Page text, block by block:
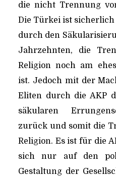
die nicht Trennung
Die Türkei ist
durch den
Jahrzehnten, die
Religion noch am
ist. Jedoch mit der
Eliten durch die AKP
säkularen
zurück und somit die
Religion. Es ist für die
sich nur auf den
Gestaltung der